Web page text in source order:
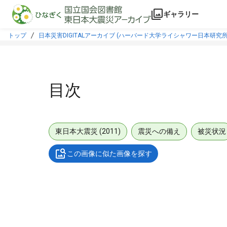
本文に飛ぶ
ギャラリー
トップ 日本災害DIGITALアーカイブ (ハーバード大学ライシャワー日本研究
目次
東日本大震災 (2011) 震災への備え 被災状況
この画像に似た画像を探す